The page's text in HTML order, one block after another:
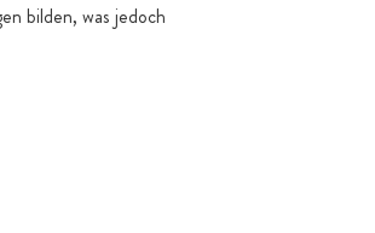
bilden, was jedoch